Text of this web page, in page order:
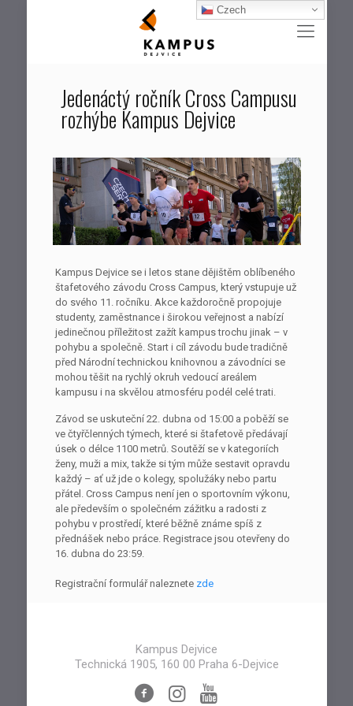
Jedenáctý ročník Cross Campusu
rozhýbe Kampus Dejvice
Kampus Dejvice se i letos stane dějištěm oblíbeného
štafetového závodu Cross Campus, který vstupuje už
do svého 11. ročníku. Akce každoročně propojuje
studenty, zaměstnance i širokou veřejnost a nabízí
jedinečnou příležitost zažít kampus trochu jinak – v
pohybu a společně. Start i cíl závodu bude tradičně
před Národní technickou knihovnou a závodníci se
mohou těšit na rychlý okruh vedoucí areálem
kampusu i na skvělou atmosféru podél celé trati.
Závod se uskuteční 22. dubna od 15:00 a poběží se
ve čtyřčlenných týmech, které si štafetově předávají
úsek o délce 1100 metrů. Soutěží se v kategoriích
ženy, muži a mix, takže si tým může sestavit opravdu
každý – ať už jde o kolegy, spolužáky nebo partu
přátel. Cross Campus není jen o sportovním výkonu,
ale především o společném zážitku a radosti z
pohybu v prostředí, které běžně známe spíš z
přednášek nebo práce. Registrace jsou otevřeny do
16. dubna do 23:59.
Registrační formulář naleznete zde
Kampus Dejvice
Technická 1905, 160 00 Praha 6-Dejvice
Czech